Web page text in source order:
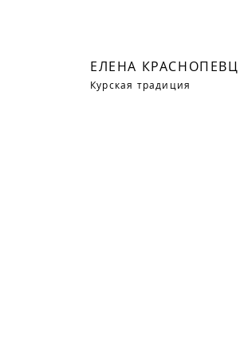
ЕЛЕНА
Курская традиция